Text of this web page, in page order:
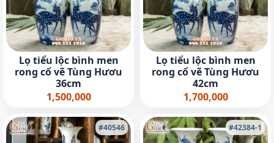
Lọ tiểu lộc bình men
rong cổ vẽ Tùng Hươu
36cm
1,500,000
Lọ tiểu lộc bình men
rong cổ vẽ Tùng Hươu
42cm
1,700,000
#40546 #42384-1